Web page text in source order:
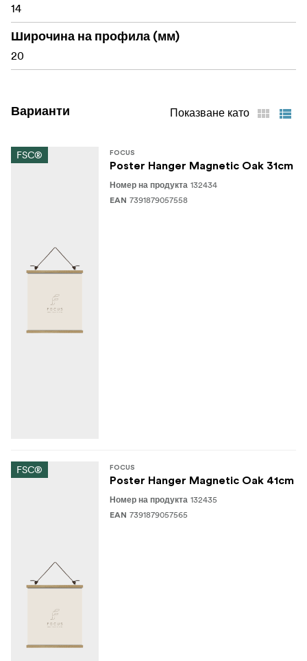
14
Широчина на профила (мм)
20
Варианти Показване като
FSC® FOCUS
Poster Hanger Magnetic Oak 31cm
Номер на продукта 132434
EAN 7391879057558
FSC® FOCUS
Poster Hanger Magnetic Oak 41cm
Номер на продукта 132435
EAN 7391879057565